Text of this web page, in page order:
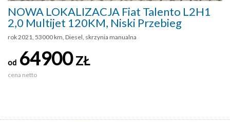
NOWA LOKALIZACJA Fiat Talento L2H1
2,0 Multijet 120KM, Niski Przebieg
rok 2021, 53000 km, Diesel, skrzynia manualna
od 64900ZŁ
cena netto